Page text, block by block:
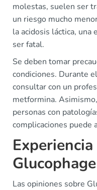
molestas, suelen ser
un riesgo mucho
la acidosis láctica, una
ser fatal.
Se deben tomar
condiciones. Durante
consultar con un
metformina.
personas con
complicaciones puede
Glucophage
Las opiniones sobre